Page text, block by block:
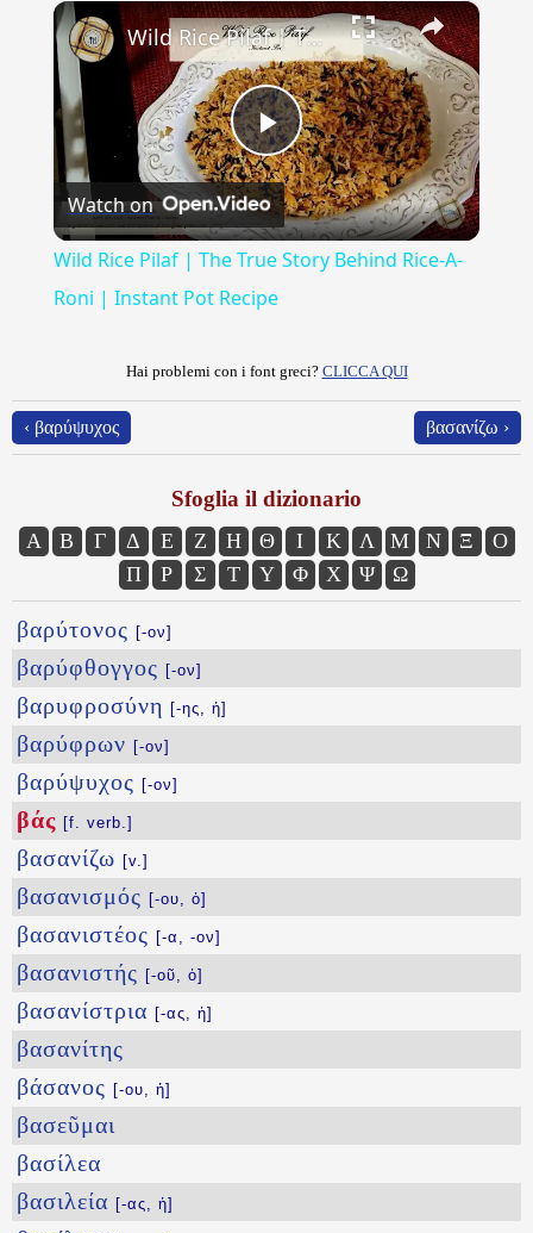
Play Fullscreen ×
Play
Video
Wild Rice Pilaf | The True Story Behind Rice-A-Roni | Instant Pot Recipe
Watch on
Wild Rice Pilaf | The True Story Behind Rice-A-
Roni | Instant Pot Recipe
Hai problemi con i font greci? CLICCA QUI
‹ βαρύψυχος βασανίζω ›
Sfoglia il dizionario
Α Β Γ Δ Ε Ζ Η Θ Ι Κ Λ Μ Ν Ξ
Ο
Π
Ρ Σ Τ Υ Φ Χ Ψ Ω
βαρύτονος [-ον]
βαρύφθογγος [-ον]
βαρυφροσύνη [-ης, ἡ]
βαρύφρων [-ον]
βαρύψυχος [-ον]
βάς [f. verb.]
βασανίζω [v.]
βασανισμός [-ου, ὁ]
βασανιστέος [-α, -ον]
βασανιστής [-οῦ, ὁ]
βασανίστρια [-ας, ἡ]
βασανίτης
βάσανος [-ου, ἡ]
βασεῦμαι
βασίλεα
βασιλεία [-ας, ἡ]